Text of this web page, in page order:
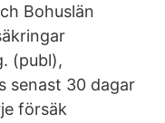
Bohuslän
(publ),
senast 30 dagar
försäk